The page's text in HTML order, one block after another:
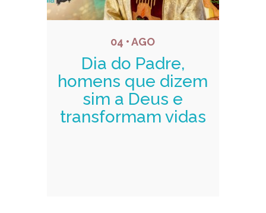
04 • AGO
Dia do Padre,
homens que dizem
sim a Deus e
transformam vidas